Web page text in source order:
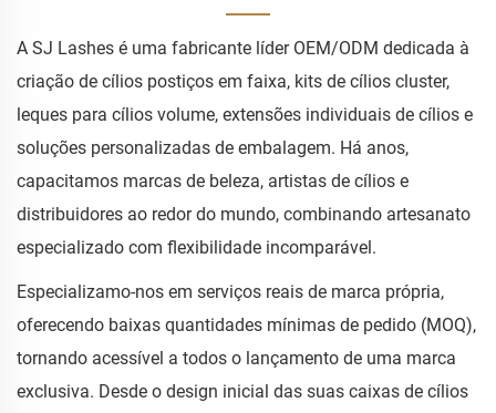
A SJ Lashes é uma fabricante líder OEM/ODM dedicada à
criação de cílios postiços em faixa, kits de cílios cluster,
leques para cílios volume, extensões individuais de cílios e
soluções personalizadas de embalagem. Há anos,
capacitamos marcas de beleza, artistas de cílios e
distribuidores ao redor do mundo, combinando artesanato
especializado com flexibilidade incomparável.
Especializamo-nos em serviços reais de marca própria,
oferecendo baixas quantidades mínimas de pedido (MOQ),
tornando acessível a todos o lançamento de uma marca
exclusiva. Desde o design inicial das suas caixas de cílios